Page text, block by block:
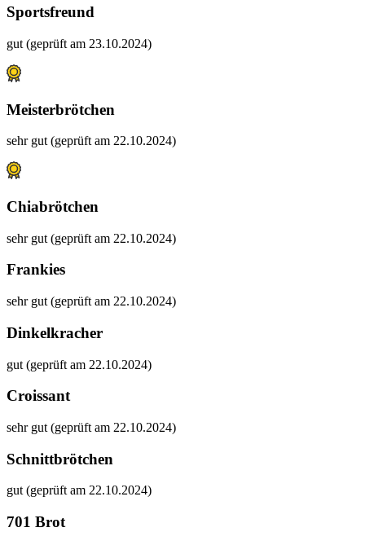
Sportsfreund
gut (geprüft am 23.10.2024)
Meisterbrötchen
sehr gut (geprüft am 22.10.2024)
Chiabrötchen
sehr gut (geprüft am 22.10.2024)
Frankies
sehr gut (geprüft am 22.10.2024)
Dinkelkracher
gut (geprüft am 22.10.2024)
Croissant
sehr gut (geprüft am 22.10.2024)
Schnittbrötchen
gut (geprüft am 22.10.2024)
701 Brot